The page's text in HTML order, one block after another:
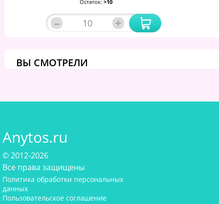
Остаток: >10
– +
ВЫ СМОТРЕЛИ
Anytos.ru
© 2012-2026
Все права защищены
Политика обработки персональных
данных
Пользовательское соглашение